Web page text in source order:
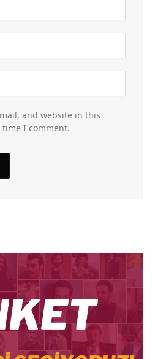
and website in this
I comment.